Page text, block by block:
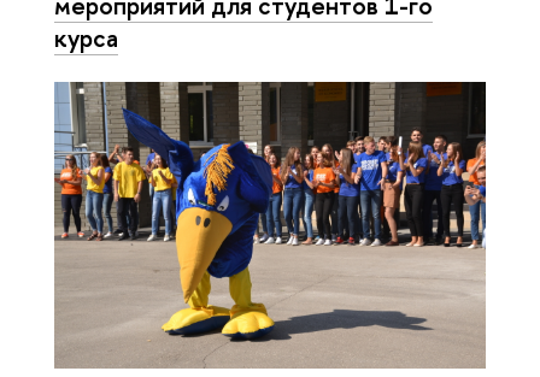
курса